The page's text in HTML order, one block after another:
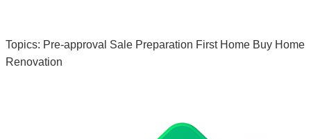
Topics: Pre-approval Sale Preparation First Home Buy Home
Renovation